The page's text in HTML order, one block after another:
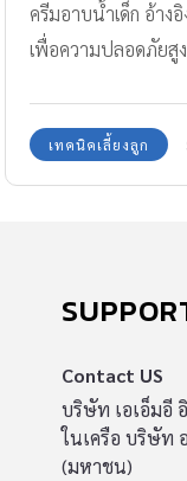
ครีมอาบน้ำเด็ก อ้าง
เพื่อความปลอดภัยสู
เทคนิคเลี้ยงลูก
Contact US
บริษัท เอเอ็มอี
ในเครือ บริษัท
(มหาชน)